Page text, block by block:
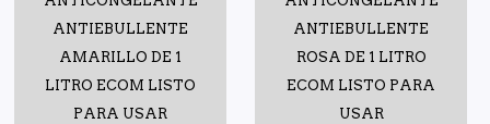
ANTIEBULLENTE
AMARILLO DE 1
LITRO ECOM LISTO
PARA USAR
ANTIEBULLENTE
ROSA DE 1 LITRO
ECOM LISTO PARA
USAR